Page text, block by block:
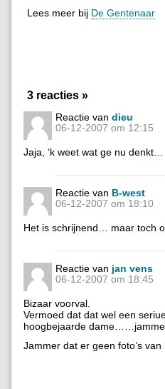
Lees meer bij De Gentenaar
3 reacties »
Reactie van dieu
06-12-2007 om 12:15
Jaja, ‘k weet wat ge nu denkt…
Reactie van B-west
06-12-2007 om 18:10
Het is schrijnend… maar toch
Reactie van jan vens
06-12-2007 om 18:45
Bizaar voorval.
Vermoed dat dat wel een
hoogbejaarde
Jammer dat er geen foto’s